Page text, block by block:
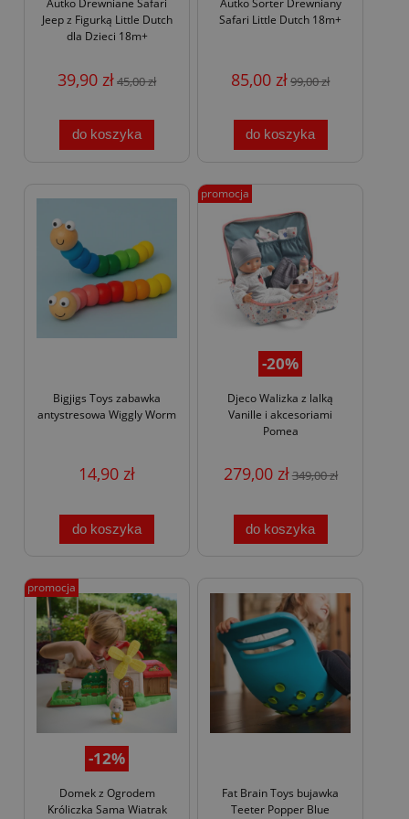
Autko Drewniane Safari
Jeep z Figurką Little Dutch
dla Dzieci 18m+
39,90 zł45,00 zł
do koszyka
Autko Sorter Drewniany
Safari Little Dutch 18m+
85,00 zł99,00 zł
do koszyka
Bigjigs Toys zabawka
antystresowa Wiggly Worm
14,90 zł
do koszyka
-20%
Djeco Walizka z lalką
Vanille i akcesoriami
Pomea
279,00 zł349,00 zł
do koszyka
promocja
-12%
Domek z Ogrodem
Króliczka Sama Wiatrak
promocja
Fat Brain Toys bujawka
Teeter Popper Blue